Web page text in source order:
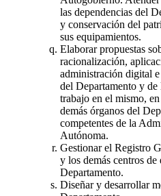
las dependencias del
y conservación del
sus equipamientos.
Elaborar propuestas
racionalización,
administración digital
del Departamento y de
trabajo en el mismo,
demás órganos del
competentes de la
Autónoma.
Gestionar el Registro
y los demás centros
Departamento.
Diseñar y desarrollar